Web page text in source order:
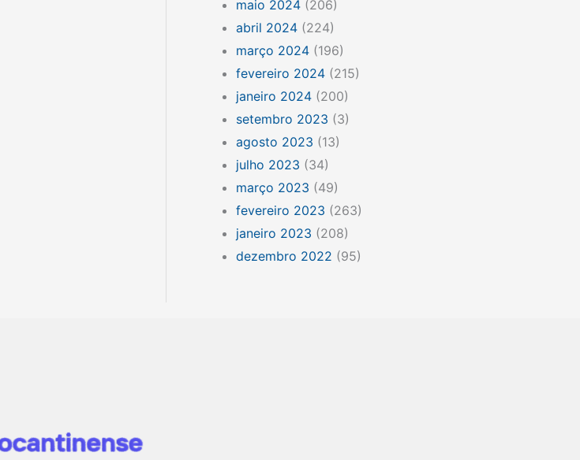
maio 2024 (206)
abril 2024 (224)
março 2024 (196)
fevereiro 2024 (215)
janeiro 2024 (200)
setembro 2023 (3)
agosto 2023 (13)
julho 2023 (34)
março 2023 (49)
fevereiro 2023 (263)
janeiro 2023 (208)
dezembro 2022 (95)